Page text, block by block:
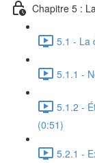
Chapitre 5 :
5.1 - La
5.1.1 -
5.1.2 -
(0:51)
5.2.1 -